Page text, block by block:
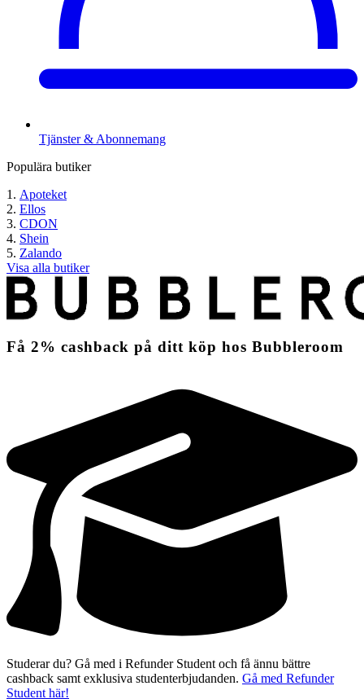
Tjänster & Abonnemang
Populära butiker
Apoteket
Ellos
CDON
Shein
Zalando
Visa alla butiker
Få 2% cashback på ditt köp hos Bubbleroom
Studerar du? Gå med i Refunder Student och få ännu bättre
cashback samt exklusiva studenterbjudanden. Gå med Refunder
Student här!